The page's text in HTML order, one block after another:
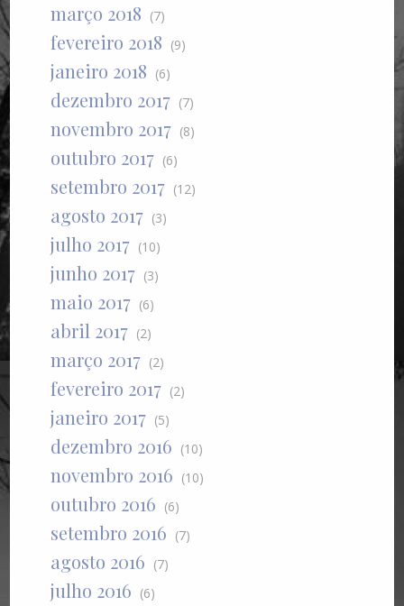
março 2018 (7)
fevereiro 2018 (9)
janeiro 2018 (6)
dezembro 2017 (7)
novembro 2017 (8)
outubro 2017 (6)
setembro 2017 (12)
agosto 2017 (3)
julho 2017 (10)
junho 2017 (3)
maio 2017 (6)
abril 2017 (2)
março 2017 (2)
fevereiro 2017 (2)
janeiro 2017 (5)
dezembro 2016 (10)
novembro 2016 (10)
outubro 2016 (6)
setembro 2016 (7)
agosto 2016 (7)
julho 2016 (6)